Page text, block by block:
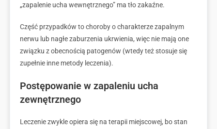
„zapalenie ucha wewnętrznego” ma tło zakaźne.
Część przypadków to choroby o charakterze zapalnym
nerwu lub nagłe zaburzenia ukrwienia, więc nie mają one
związku z obecnością patogenów (wtedy też stosuje się
zupełnie inne metody leczenia).
Postępowanie w zapaleniu ucha
zewnętrznego
Leczenie zwykle opiera się na terapii miejscowej, bo stan